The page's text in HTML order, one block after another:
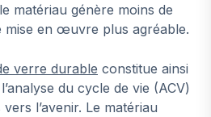
matériau génère moins de
mise en œuvre plus agréable.
verre durable constitue ainsi
du cycle de vie (ACV)
l’avenir. Le matériau